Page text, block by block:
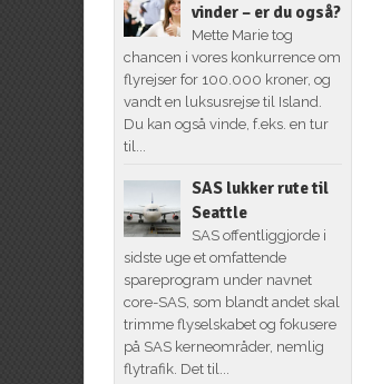
vinder – er du også?
Mette Marie tog
chancen i vores konkurrence om
flyrejser for 100.000 kroner, og
vandt en luksusrejse til Island.
Du kan også vinde, f.eks. en tur
til...
SAS lukker rute til
Seattle
SAS offentliggjorde i
sidste uge et omfattende
spareprogram under navnet
core-SAS, som blandt andet skal
trimme flyselskabet og fokusere
på SAS kerneområder, nemlig
flytrafik. Det til...